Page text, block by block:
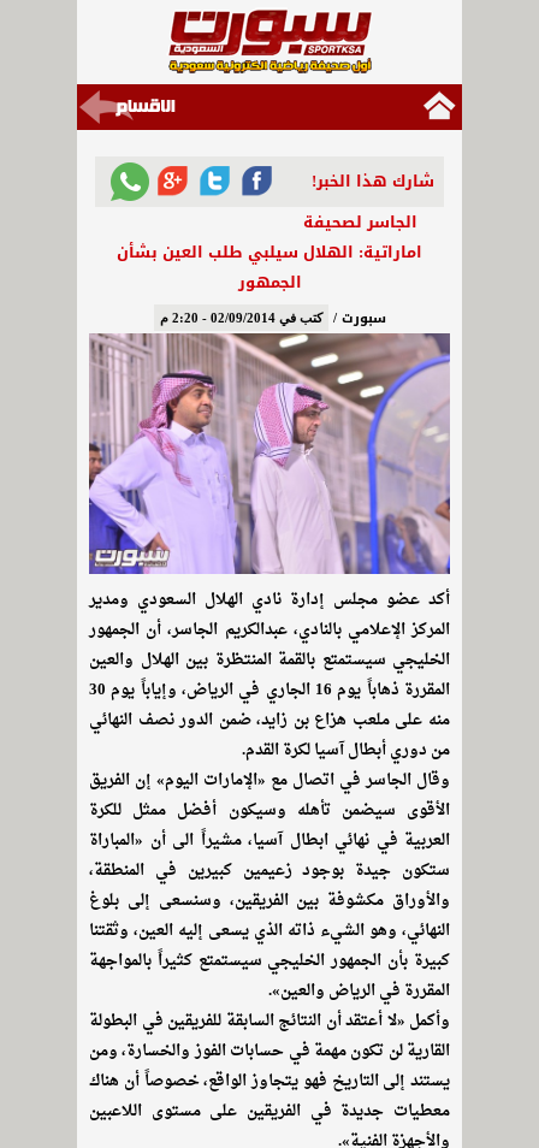
شارك هذا الخبر!
الجاسر لصحيفة
اماراتية: الهلال سيلبي طلب العين بشأن
الجمهور
سبورت / كتب في 02/09/2014 - 2:20 م
أكد عضو مجلس إدارة نادي الهلال السعودي ومدير
المركز الإعلامي بالنادي، عبدالكريم الجاسر، أن الجمهور
الخليجي سيستمتع بالقمة المنتظرة بين الهلال والعين
المقررة ذهاباً يوم 16 الجاري في الرياض، وإياباً يوم 30
منه على ملعب هزاع بن زايد، ضمن الدور نصف النهائي
من دوري أبطال آسيا لكرة القدم.
وقال الجاسر في اتصال مع «الإمارات اليوم» إن الفريق
الأقوى سيضمن تأهله وسيكون أفضل ممثل للكرة
العربية في نهائي ابطال آسيا، مشيراً الى أن «المباراة
ستكون جيدة بوجود زعيمين كبيرين في المنطقة،
والأوراق مكشوفة بين الفريقين، وسنسعى إلى بلوغ
النهائي، وهو الشيء ذاته الذي يسعى إليه العين، وثقتنا
كبيرة بأن الجمهور الخليجي سيستمتع كثيراً بالمواجهة
المقررة في الرياض والعين».
وأكمل «لا أعتقد أن النتائج السابقة للفريقين في البطولة
القارية لن تكون مهمة في حسابات الفوز والخسارة، ومن
يستند إلى التاريخ فهو يتجاوز الواقع، خصوصاً أن هناك
معطيات جديدة في الفريقين على مستوى اللاعبين
والأجهزة الفنية».